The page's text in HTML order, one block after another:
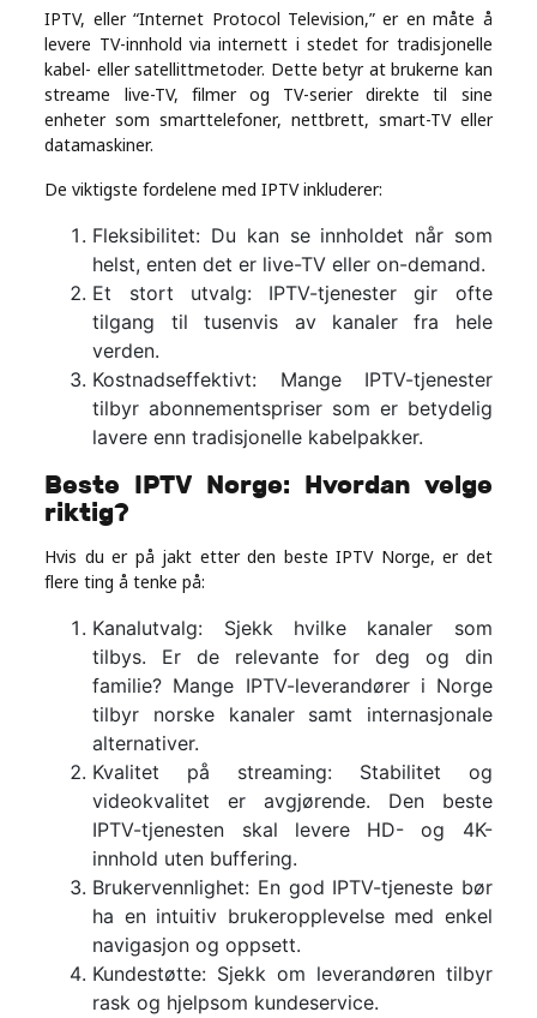
Travel
Health
Real
IPTV, eller “Internet Protocol Television,” er en måte å
levere TV-innhold via internett i stedet for tradisjonelle
kabel- eller satellittmetoder. Dette betyr at brukerne kan
streame live-TV, filmer og TV-serier direkte til sine
enheter som smarttelefoner, nettbrett, smart-TV eller
datamaskiner.
De viktigste fordelene med IPTV inkluderer:
Fleksibilitet: Du kan se innholdet når som
helst, enten det er live-TV eller on-demand.
Et stort utvalg: IPTV-tjenester gir ofte
tilgang til tusenvis av kanaler fra hele
verden.
Kostnadseffektivt: Mange IPTV-tjenester
tilbyr abonnementspriser som er betydelig
lavere enn tradisjonelle kabelpakker.
Beste IPTV Norge: Hvordan velge
riktig?
Hvis du er på jakt etter den beste IPTV Norge, er det
flere ting å tenke på:
Kanalutvalg: Sjekk hvilke kanaler som
tilbys. Er de relevante for deg og din
familie? Mange IPTV-leverandører i Norge
tilbyr norske kanaler samt internasjonale
alternativer.
Kvalitet på streaming: Stabilitet og
videokvalitet er avgjørende. Den beste
IPTV-tjenesten skal levere HD- og 4K-
innhold uten buffering.
Brukervennlighet: En god IPTV-tjeneste bør
ha en intuitiv brukeropplevelse med enkel
navigasjon og oppsett.
Kundestøtte: Sjekk om leverandøren tilbyr
rask og hjelpsom kundeservice.